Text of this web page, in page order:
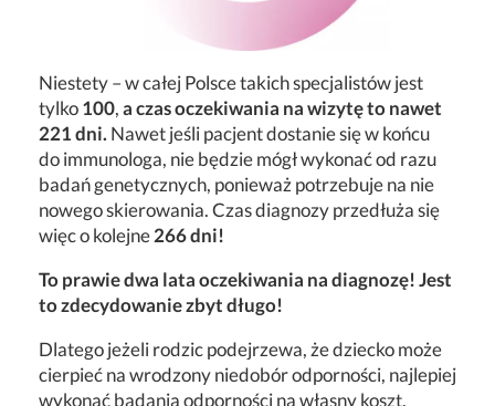
Niestety – w całej Polsce takich specjalistów jest
tylko100,a czas oczekiwania na wizytę to nawet
221 dni. Nawet jeśli pacjent dostanie się w końcu
do immunologa, nie będzie mógł wykonać od razu
badań genetycznych, ponieważ potrzebuje na nie
nowego skierowania. Czas diagnozy przedłuża się
więc o kolejne266 dni!
To prawie dwa lata oczekiwania na diagnozę! Jest
to zdecydowanie zbyt długo!
Dlatego jeżeli rodzic podejrzewa, że dziecko może
cierpieć na wrodzony niedobór odporności, najlepiej
wykonać badania odporności na własny koszt.